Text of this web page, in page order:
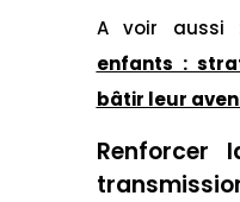
A voir aussi
enfants :
bâtir leur
Renforcer